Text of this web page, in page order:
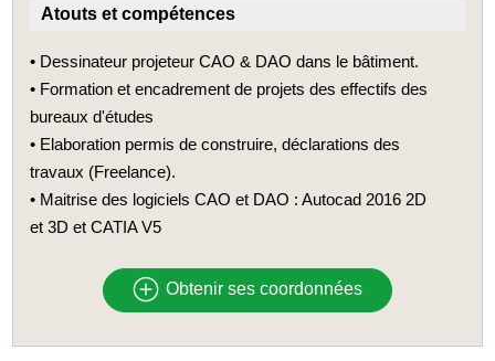
Atouts et compétences
• Dessinateur projeteur CAO & DAO dans le bâtiment.
• Formation et encadrement de projets des effectifs des
bureaux d'études
• Elaboration permis de construire, déclarations des
travaux (Freelance).
• Maitrise des logiciels CAO et DAO : Autocad 2016 2D
et 3D et CATIA V5
Obtenir ses coordonnées